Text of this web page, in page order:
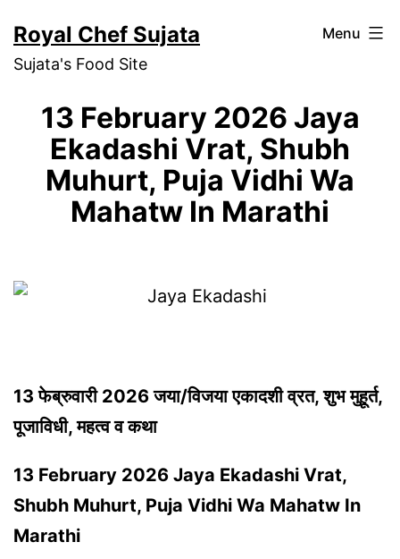
to
content
Royal Chef Sujata
Sujata's Food Site
Menu
13 February 2026 Jaya
Ekadashi Vrat, Shubh
Muhurt, Puja Vidhi Wa
Mahatw In Marathi
13 फेब्रुवारी 2026 जया/विजया एकादशी व्रत, शुभ मुहूर्त,
पूजाविधी, महत्व व कथा
13 February 2026 Jaya Ekadashi Vrat,
Shubh Muhurt, Puja Vidhi Wa Mahatw In
Marathi